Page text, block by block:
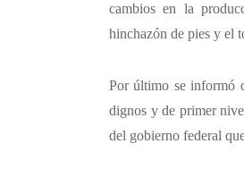
cambios en la
hinchazón de pies y el
Por último se informó
dignos y de primer
del gobierno federal